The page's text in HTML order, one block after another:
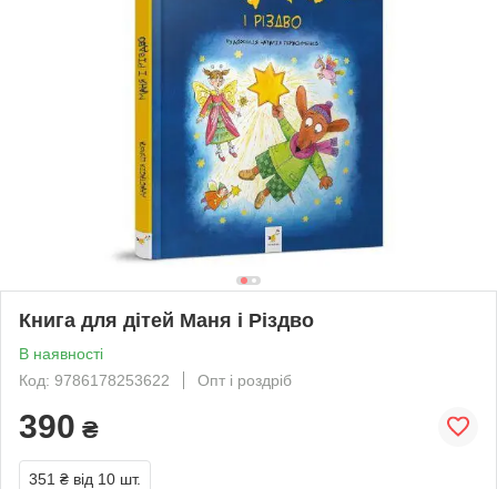
Книга для дітей Маня і Різдво
В наявності
Код: 9786178253622
Опт і роздріб
390 ₴
351 ₴ від 10 шт.